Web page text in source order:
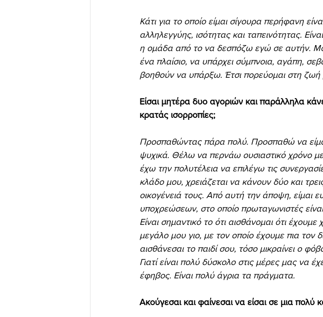
Κάτι για το οποίο είμαι σίγουρα περήφανη
αλληλεγγύης, ισότητας και ταπεινότητας.
η ομάδα από το να δεσπόζω εγώ σε αυτήν.
ένα πλαίσιο, να υπάρχει σύμπνοια, αγάπη,
βοηθούν να υπάρξω. Έτσι πορεύομαι στη ζωή
Είσαι μητέρα δυο αγοριών και παράλληλα
κρατάς ισορροπίες;
Προσπαθώντας πάρα πολύ. Προσπαθώ να
ψυχικά. Θέλω να περνάω ουσιαστικό χρόνο
έχω την πολυτέλεια να επιλέγω τις
κλάδο μου, χρειάζεται να κάνουν δύο και
οικογένειά τους. Από αυτή την άποψη, είμαι
υποχρεώσεων, στο οποίο πρωταγωνιστές
Είναι σημαντικό το ότι αισθάνομαι ότι
μεγάλο μου γιο, με τον οποίο έχουμε πια τον
αισθάνεσαι το παιδί σου, τόσο μικραίνει ο
Γιατί είναι πολύ δύσκολο στις μέρες μας να
έφηβος. Είναι πολύ άγρια τα πράγματα.
Ακούγεσαι και φαίνεσαι να είσαι σε μια πολύ